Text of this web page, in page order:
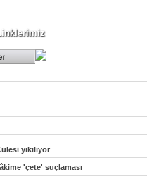
yıkılıyor
'çete' suçlaması